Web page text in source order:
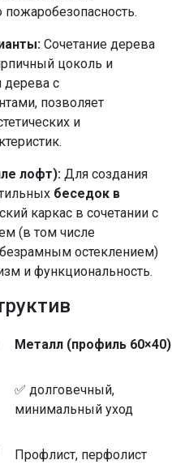
Сочетание дерева
цоколь и
дерева с
позволяет
и
лофт): Для создания
беседок в
каркас в сочетании с
(в том числе
остеклением)
и функциональность.
Металл (профиль 60×40)
✅ долговечный,
минимальный уход
Профлист, перфолист